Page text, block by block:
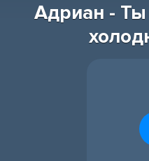
Адриан -